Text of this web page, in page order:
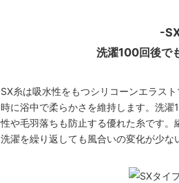
-
洗濯100回後で
SX糸は吸水性をもつシリコーンエラス
時に浴中で柔らかさを維持します。洗
性や毛羽落ちも防止する優れた糸です
洗濯を繰り返しても風合いの変化が少な